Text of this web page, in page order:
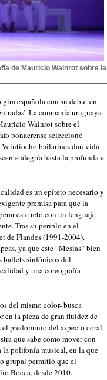
de Mauricio Wainrot sobre la
española con su debut en
La compañía uruguaya
Wainrot sobre el
bonaerense seleccionó
Veintiocho bailarines dan vida
alegría hasta la profunda e
es un epíteto necesario y
premisa para que la
este reto con un lenguaje
Tras su periplo en el
de Flandes (1991-2004).
ya que este “Mesías” bien
ballets sinfónicos del
y una coreografía
del mismo color- busca
en la pieza de gran fluidez de
el predominio del aspecto coral
que sabe cómo mover con
la polifonía musical, en la que
grupal permitió que el
Bocca, desde 2010.